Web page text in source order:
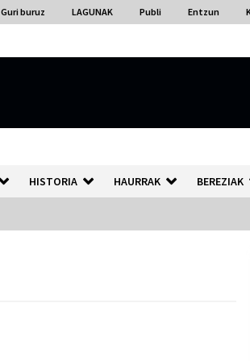
Guri buruz LAGUNAK Publi Entzun
HISTORIA HAURRAK BEREZIAK